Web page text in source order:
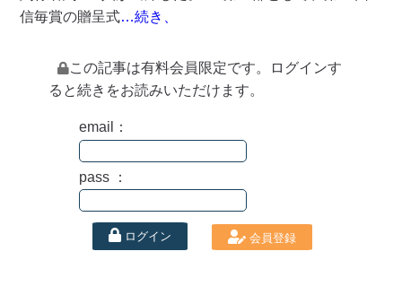
信毎賞の贈呈式…続き、
この記事は有料会員限定です。ログインす
ると続きをお読みいただけます。
email：
pass ：
ログイン 会員登録